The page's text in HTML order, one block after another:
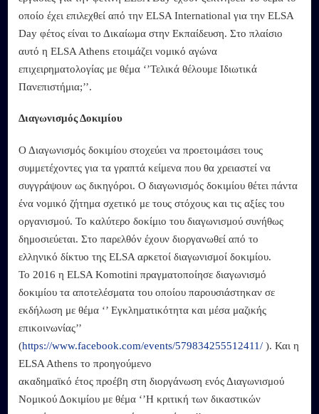
οποίο έχει επιλεχθεί από την ELSA International για την ELSA
Day φέτος είναι το Δικαίωμα στην Εκπαίδευση. Στο πλαίσιο
αυτό η ELSA Athens ετοιμάζει νομικό αγώνα
επιχειρηματολογίας με θέμα ‘’Τελικά θέλουμε Ιδιωτικά
Πανεπιστήμια;’’.
Διαγωνισμός Δοκιμίου
Ο Διαγωνισμός δοκιμίου στοχεύει να προετοιμάσει τους
συμμετέχοντες για τα γραπτά κείμενα που θα χρειαστεί να
συγγράψουν ως δικηγόροι. Ο διαγωνισμός δοκιμίου θέτει πάντα
ένα νομικό ζήτημα σχετικό με τους στόχους και τις αξίες του
οργανισμού. Το καλύτερο δοκίμιο του διαγωνισμού συνήθως
δημοσιεύεται. Στο παρελθόν έχουν διοργανωθεί από το
ελληνικό δίκτυο της ELSA αρκετοί διαγωνισμοί δοκιμίου.
Το 2016 η ELSA Komotini πραγματοποίησε διαγωνισμό
δοκιμίου τα αποτελέσματα του οποίου παρουσιάστηκαν σε
εκδήλωση με θέμα ‘’ Εγκληματικότητα και μέσα μαζικής
επικοινωνίας’’
(https://www.facebook.com/events/579834255512411/ ). Και η
ELSA Athens το προηγούμενο
ακαδημαϊκό έτος προέβη στη διοργάνωση ενός Διαγωνισμού
Νομικού Δοκιμίου με θέμα ‘’Η κριτική των δικαστικών